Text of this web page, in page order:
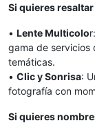
Si quieres
• Lente Multicolo
gama de servicios
temáticas.
• Clic y Sonrisa:
fotografía con
Si quieres